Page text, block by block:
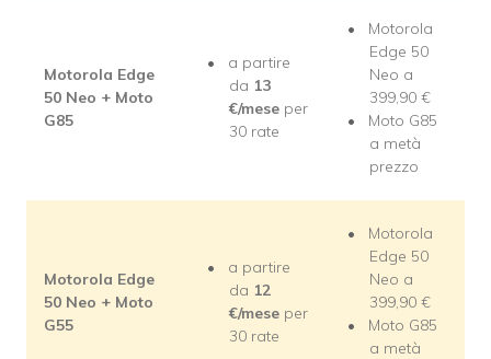
Motorola Edge
50 Neo + Moto
G85
a partire
da 13
€/mese per
30 rate
Motorola
Edge 50
Neo a
399,90 €
Moto G85
a metà
prezzo
Motorola Edge
50 Neo + Moto
G55
a partire
da 12
€/mese per
30 rate
Motorola
Edge 50
Neo a
399,90 €
Moto G85
a metà